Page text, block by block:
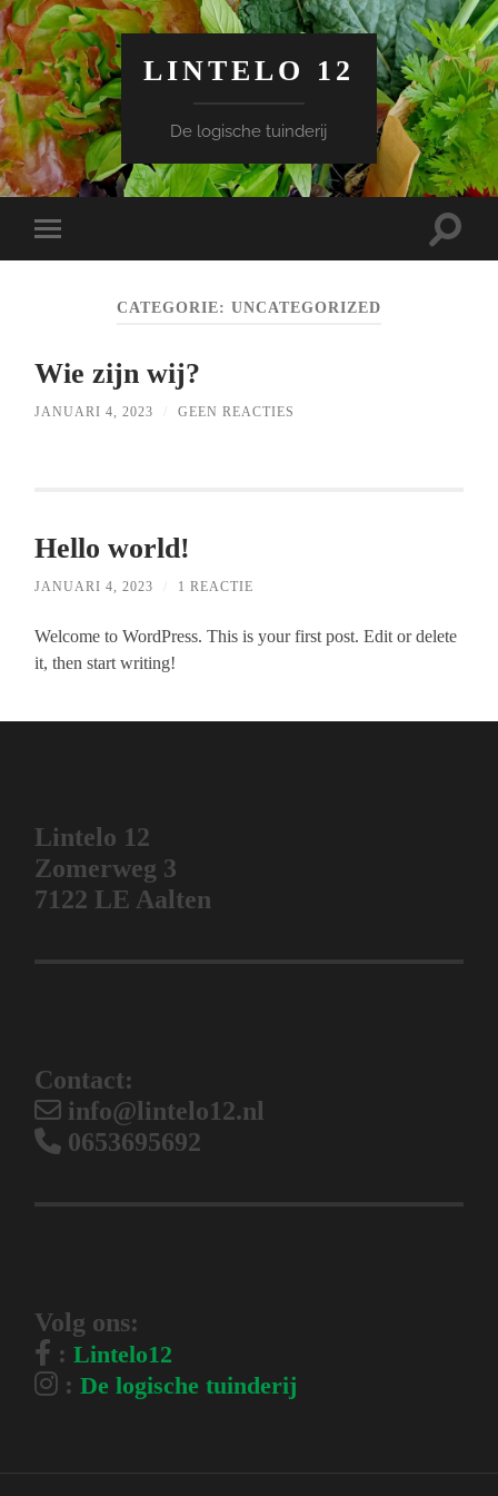
LINTELO 12
De logische tuinderij
mobiel
Toggle
CATEGORIE: UNCATEGORIZED
Wie zijn wij?
JANUARI 4, 2023 GEEN REACTIES
Hello world!
JANUARI 4, 2023 1 REACTIE
Welcome to WordPress. This is your first post. Edit or delete
it, then start writing!
Lintelo 12
Zomerweg 3
7122 LE Aalten
Contact:
info@lintelo12.nl
0653695692
Volg ons:
:Lintelo12
:De logische tuinderij